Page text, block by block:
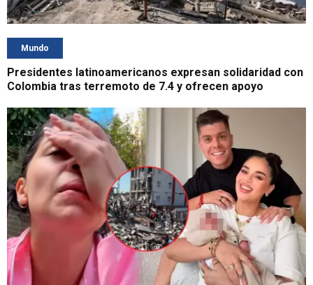
Mundo
Presidentes latinoamericanos expresan solidaridad con
Colombia tras terremoto de 7.4 y ofrecen apoyo